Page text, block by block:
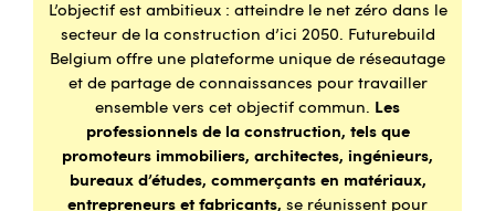
L’objectif est ambitieux : atteindre le net zéro dans le
secteur de la construction d’ici 2050. Futurebuild
Belgium offre une plateforme unique de réseautage
et de partage de connaissances pour travailler
ensemble vers cet objectif commun. Les
professionnels de la construction, tels que
promoteurs immobiliers, architectes, ingénieurs,
bureaux d’études, commerçants en matériaux,
entrepreneurs et fabricants, se réunissent pour